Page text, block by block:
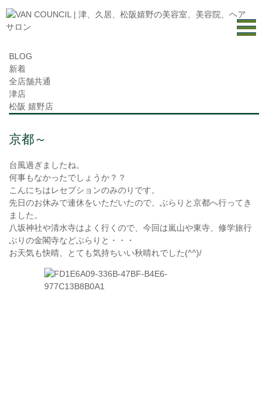
BLOG
新着
全店舗共通
津店
松阪 嬉野店
京都～
台風過ぎましたね。
何事もなかったでしょうか？？
こんにちはレセプションのみのりです。
先日のお休みで連休をいただいたので、ぶらりと京都へ行ってき
ました。
八坂神社や清水寺はよく行くので、今回は嵐山や東寺、修学旅行
ぶりの金閣寺などぶらりと・・・
お天気も快晴、とても気持ちいい秋晴れでした(^^)/